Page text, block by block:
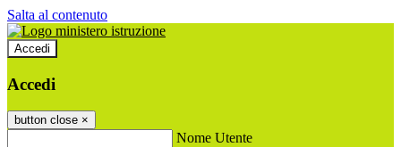
Salta al contenuto
Accedi
Accedi
button close ×
Nome Utente